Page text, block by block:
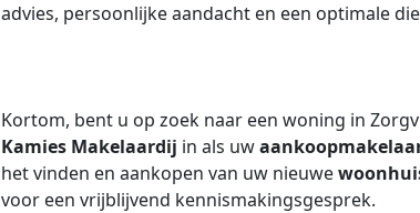
advies, persoonlijke aandacht en een optimale
Kortom, bent u op zoek naar een woning in
Kamies Makelaardij in als uw
het vinden en aankopen van uw nieuwe
voor een vrijblijvend kennismakingsgesprek.